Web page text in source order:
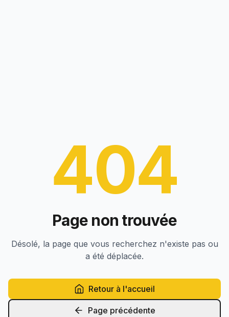
404
Page non trouvée
Désolé, la page que vous recherchez n'existe pas ou
a été déplacée.
Retour à l'accueil
Page précédente